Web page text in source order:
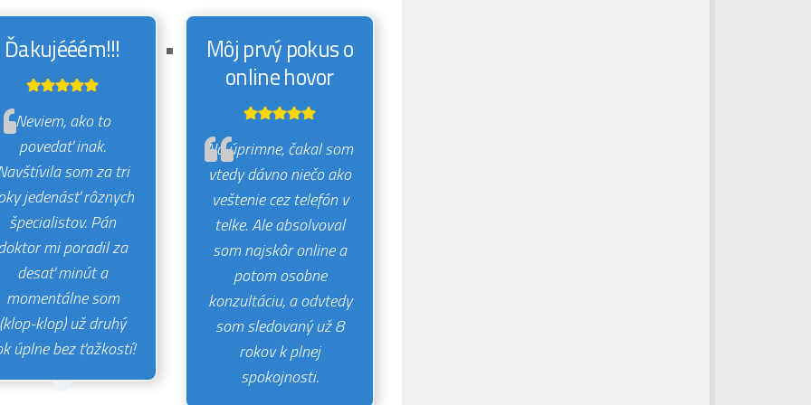
AKO
SA
RÝCHLO
ZAČAŤ
Ďakujééém!!!
Neviem, ako to
povedať inak.
som za tri
jedenásť rôznych
špecialistov. Pán
mi poradil za
desať minút a
momentálne som
(klop-klop) už druhý
úplne bez ťažkostí!
Môj prvý pokus o
online hovor
No úprimne, čakal som
vtedy dávno niečo ako
veštenie cez telefón v
telke. Ale absolvoval
som najskôr online a
potom osobne
konzultáciu, a odvtedy
som sledovaný už 8
rokov k plnej
spokojnosti.